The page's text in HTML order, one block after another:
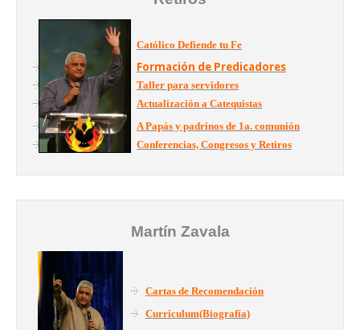
Católico Defiende tu Fe
Formación de Predicadores
Taller para servidores
Actualización a Catequistas
A Papás y padrinos de 1a. comunión
Conferencias, Congresos y Retiros
Martín Zavala
Cartas de Recomendación
Curriculum(Biografía)